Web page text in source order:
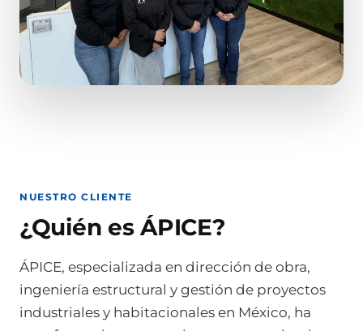
NUESTRO CLIENTE
¿Quién es ÁPICE?
ÁPICE, especializada en dirección de obra,
ingeniería estructural y gestión de proyectos
industriales y habitacionales en México, ha